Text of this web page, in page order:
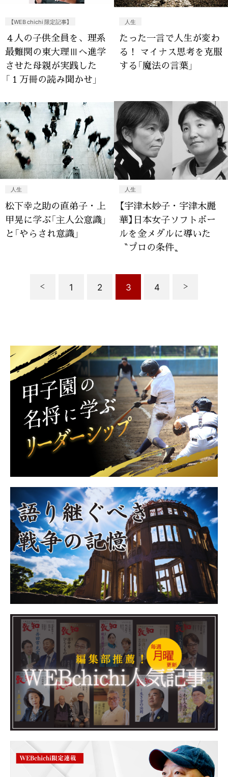
【WEB chichi 限定記事】
４人の子供全員を、理系
最難関の東大理Ⅲへ進学
させた母親が実践した
「１万冊の読み聞かせ」
人生
たった一言で人生が変わ
る！ マイナス思考を克服
する「魔法の言葉」
人生
松下幸之助の直弟子・上
甲晃に学ぶ「主人公意識」
と「やらされ意識」
人生
【宇津木妙子・宇津木麗
華】日本女子ソフトボー
ルを金メダルに導いた
〝プロの条件〟
1 2 3 4